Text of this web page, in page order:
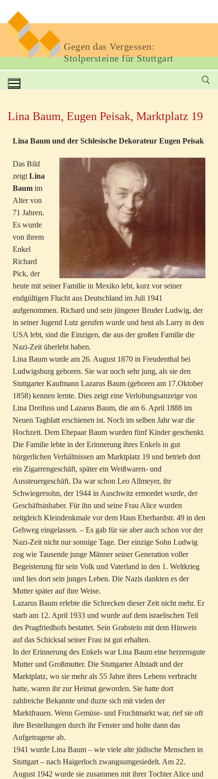
Gegen das Vergessen:
Stolpersteine für Stuttgart
Lina Baum, Eugen Peisak, Marktplatz 19
Lina Baum und der Schlesische Dekorateur Eugen Peisak
Das Bild
zeigtLina
Baum im
Alter von
71 Jahren.
Es wurde
von ihrem
Enkel
Richard
Pick, der
heute mit seiner Familie in Mexiko lebt, kurz vor seiner
endgültigen Flucht aus Deutschland im Juli 1941
aufgenommen. Richard und sein jüngerer Bruder Ludwig, der
in seiner Jugend Lutz gerufen wurde und heut als Larry in den
USA lebt, sind die Einzigen, die aus der großen Familie die
Nazi-Zeit überlebt haben.
Lina Baum wurde am 26. August 1870 in Freudenthal bei
Ludwigsburg geboren. Sie war noch sehr jung, als sie den
Stuttgarter Kaufmann Lazarus Baum (geboren am 17.Oktober
1858) kennen lernte. Dies zeigt eine Verlobungsanzeige von
Lina Dreifuss und Lazarus Baum, die am 6. April 1888 im
Neuen Tagblatt erschienen ist. Noch im selben Jahr war die
Hochzeit. Dem Ehepaar Baum wurden fünf Kinder geschenkt.
Die Familie lebte in der Erinnerung ihres Enkels in gut
bürgerlichen Verhältnissen am Marktplatz 19 und betrieb dort
ein Zigarrengeschäft, später ein Weißwaren- und
Aussteuergeschäft. Da war schon Leo Allmeyer, ihr
Schwiegersohn, der 1944 in Auschwitz ermordet wurde, der
Geschäftsinhaber. Für ihn und seine Frau Alice wurden
zeitgleich Kleindenkmale vor dem Haus Eberhardstr. 49 in den
Gehweg eingelassen. – Es gab für sie aber auch schon vor der
Nazi-Zeit nicht nur sonnige Tage. Der einzige Sohn Ludwig
zog wie Tausende junge Männer seiner Generation voller
Begeisterung für sein Volk und Vaterland in den 1. Weltkrieg
und lies dort sein junges Leben. Die Nazis dankten es der
Mutter später auf ihre Weise.
Lazarus Baum erlebte die Schrecken dieser Zeit nicht mehr. Er
starb am 12. April 1933 und wurde auf dem israelischen Teil
des Pragfriedhofs bestattet. Sein Grabstein mit dem Hinweis
auf das Schicksal seiner Frau ist gut erhalten.
In der Erinnerung des Enkels war Lina Baum eine herzensgute
Mutter und Großmutter. Die Stuttgarter Altstadt und der
Marktplatz, wo sie mehr als 55 Jahre ihres Lebens verbracht
hatte, waren ihr zur Heimat geworden. Sie hatte dort
zahlreiche Bekannte und duzte sich mit vielen der
Marktfrauen. Wenn Gemüse- und Fruchtmarkt war, rief sie oft
ihre Bestellungen durch ihr Fenster und holte dann das
Aufgetragene ab.
1941 wurde Lina Baum – wie viele alte jüdische Menschen in
Stuttgart – nach Haigerloch zwangsumgesiedelt. Am 22.
August 1942 wurde sie zusammen mit ihrer Tochter Alice und